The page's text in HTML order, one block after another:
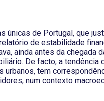
únicas de Portugal, que
de estabilidade
ainda antes da chegada
De facto, a
tem
num contexto